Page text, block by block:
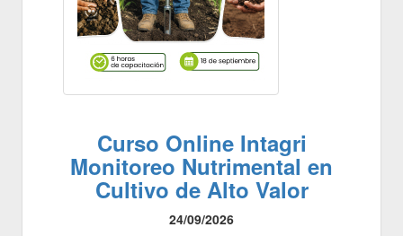
Curso Online Intagri
Monitoreo Nutrimental en
Cultivo de Alto Valor
24/09/2026